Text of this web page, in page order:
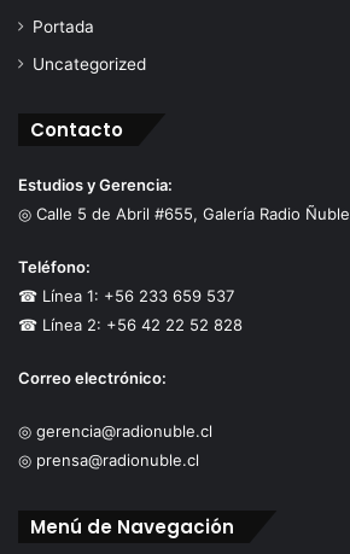
Portada
Uncategorized
Contacto
Estudios y Gerencia:
◎ Calle 5 de Abril #655, Galería Radio Ñuble
Teléfono:
☎ Línea 1: +56 233 659 537
☎ Línea 2: +56 42 22 52 828
Correo electrónico:
◎ gerencia@radionuble.cl
◎ prensa@radionuble.cl
Menú de Navegación